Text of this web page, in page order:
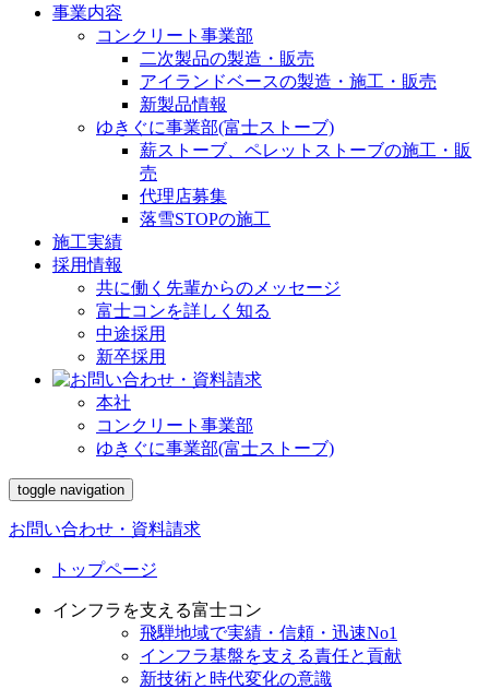
事業内容
コンクリート事業部
二次製品の製造・販売
アイランドベースの製造・施工・販売
新製品情報
ゆきぐに事業部(富士ストーブ)
薪ストーブ、ペレットストーブの施工・販
売
代理店募集
落雪STOPの施工
施工実績
採用情報
共に働く先輩からのメッセージ
富士コンを詳しく知る
中途採用
新卒採用
本社
コンクリート事業部
ゆきぐに事業部(富士ストーブ)
toggle navigation
お問い合わせ・資料請求
トップページ
インフラを支える富士コン
飛騨地域で実績・信頼・迅速No1
インフラ基盤を支える責任と貢献
新技術と時代変化の意識